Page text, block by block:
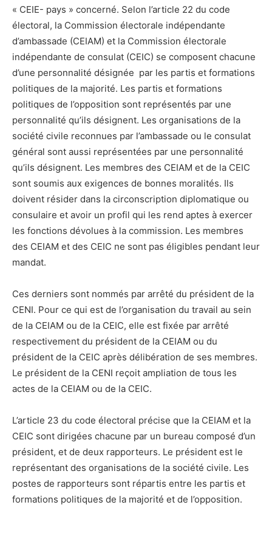
« CEIE- pays » concerné. Selon l’article 22 du code
électoral, la Commission électorale indépendante
d’ambassade (CEIAM) et la Commission électorale
indépendante de consulat (CEIC) se composent chacune
d’une personnalité désignée par les partis et formations
politiques de la majorité. Les partis et formations
politiques de l’opposition sont représentés par une
personnalité qu’ils désignent. Les organisations de la
société civile reconnues par l’ambassade ou le consulat
général sont aussi représentées par une personnalité
qu’ils désignent. Les membres des CEIAM et de la CEIC
sont soumis aux exigences de bonnes moralités. Ils
doivent résider dans la circonscription diplomatique ou
consulaire et avoir un profil qui les rend aptes à exercer
les fonctions dévolues à la commission. Les membres
des CEIAM et des CEIC ne sont pas éligibles pendant leur
mandat.
Ces derniers sont nommés par arrêté du président de la
CENI. Pour ce qui est de l’organisation du travail au sein
de la CEIAM ou de la CEIC, elle est fixée par arrêté
respectivement du président de la CEIAM ou du
président de la CEIC après délibération de ses membres.
Le président de la CENI reçoit ampliation de tous les
actes de la CEIAM ou de la CEIC.
L’article 23 du code électoral précise que la CEIAM et la
CEIC sont dirigées chacune par un bureau composé d’un
président, et de deux rapporteurs. Le président est le
représentant des organisations de la société civile. Les
postes de rapporteurs sont répartis entre les partis et
formations politiques de la majorité et de l’opposition.